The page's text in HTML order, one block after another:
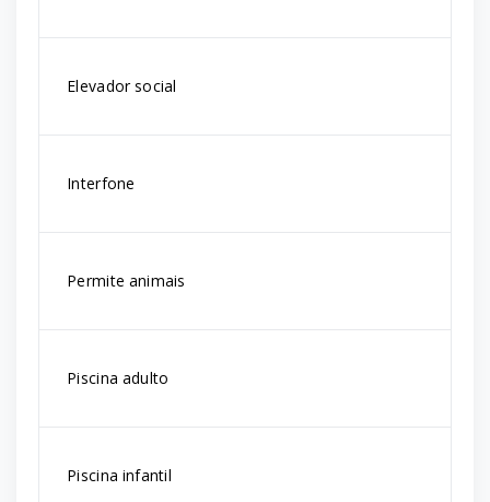
Elevador social
Interfone
Permite animais
Piscina adulto
Piscina infantil